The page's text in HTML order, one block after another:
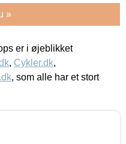
»
er i øjeblikket
, Cykler.dk,
, som alle har et stort